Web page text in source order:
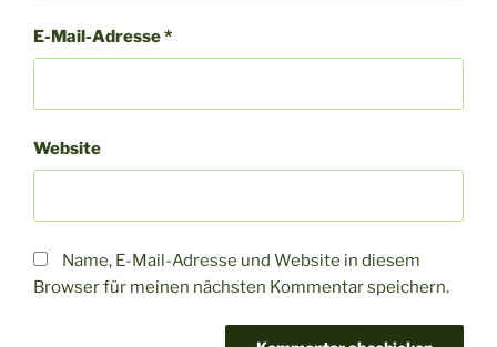
E-Mail-Adresse*
Website
Name, E-Mail-Adresse und Website in diesem
Browser für meinen nächsten Kommentar speichern.